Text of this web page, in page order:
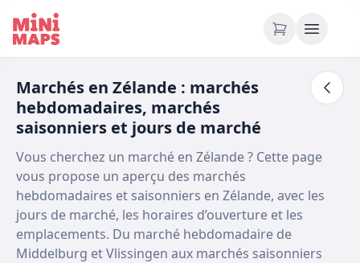
Aller au contenu
Marchés en Zélande : marchés
hebdomadaires, marchés
saisonniers et jours de marché
Vous cherchez un marché en Zélande ? Cette page
vous propose un aperçu des marchés
hebdomadaires et saisonniers en Zélande, avec les
jours de marché, les horaires d’ouverture et les
emplacements. Du marché hebdomadaire de
Middelburg et Vlissingen aux marchés saisonniers